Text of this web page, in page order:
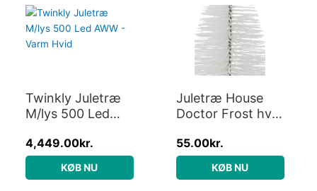
Twinkly Juletræ
M/lys 500 Led
4,449.00kr.
KØB NU
Juletræ House
Doctor Frost hvid
cm julepynt
55.00kr.
KØB NU